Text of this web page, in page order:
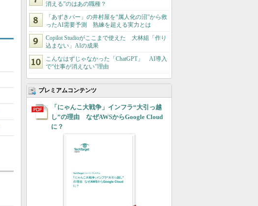
消える”のはあの職種？
「あずきバー」の井村屋を“属人化の沼”から救
ったAI需要予測 熟練を超える実力とは
Copilot Studioがここまで使えた 大林組「作り
込まない」AIの成果
こんなはずじゃなかった「ChatGPT」 AI導入
で“仕事が消えない”理由
プレミアムコンテンツ
「にゃんこ大戦争」インフラ“大引っ越
し”の理由 なぜAWSからGoogle Cloud
に？